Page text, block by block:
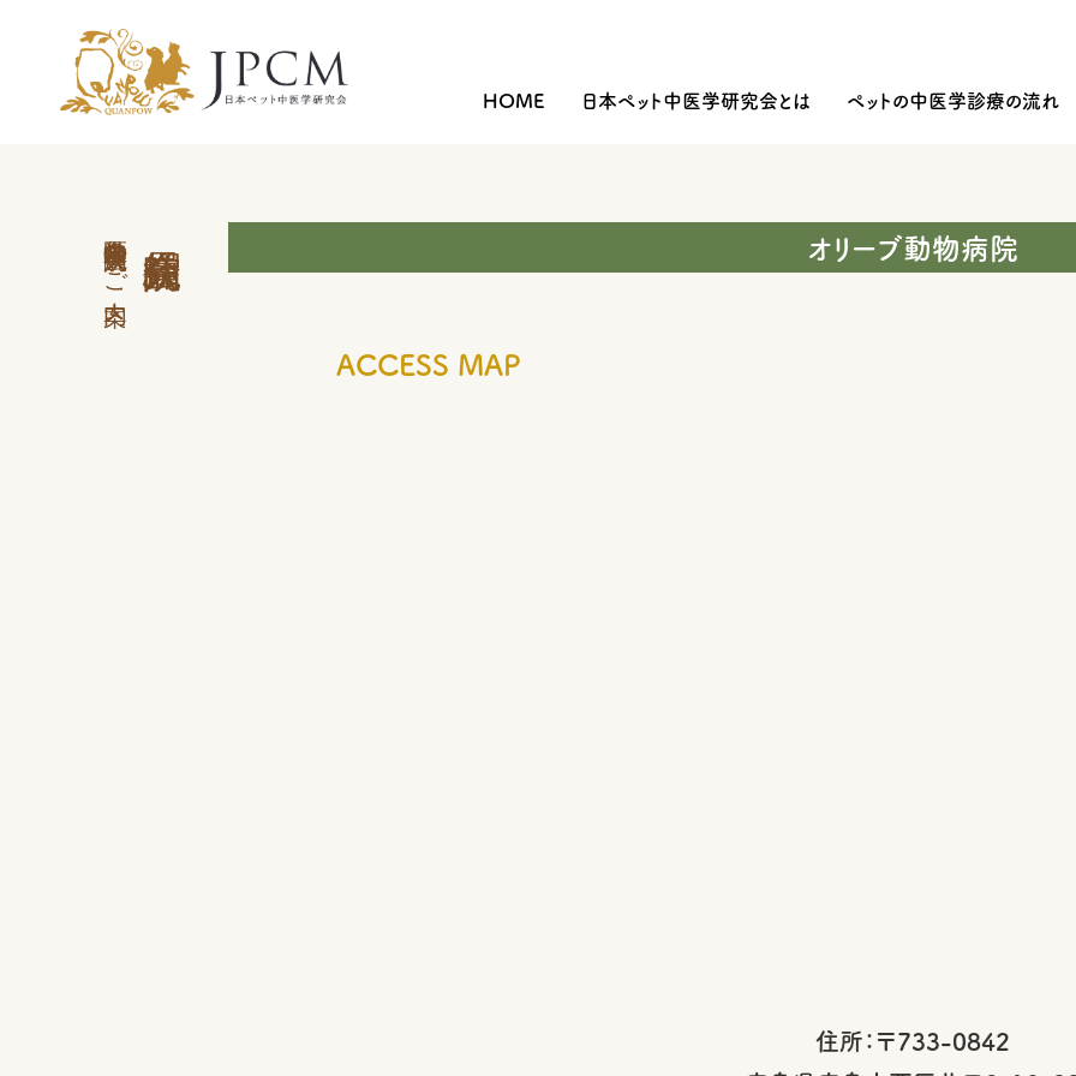
HOME 日本ペット中医学研究会とは ペットの中医学診療の流れ
中医学外来 会員病院のご案内 オリーブ動物病院
ACCESS MAP
住所：〒733-0842